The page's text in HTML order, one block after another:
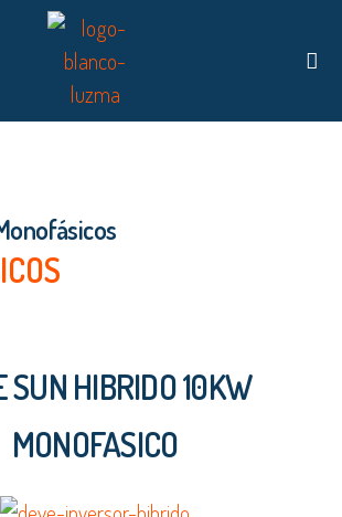
SUN HIBRIDO 10KW
MONOFASICO